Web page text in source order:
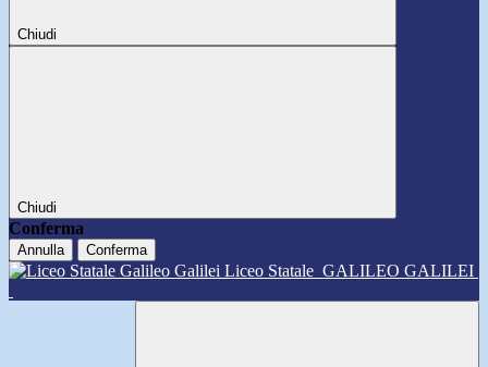
Chiudi
Chiudi
Conferma
Annulla Conferma
Liceo Statale GALILEO GALILEI